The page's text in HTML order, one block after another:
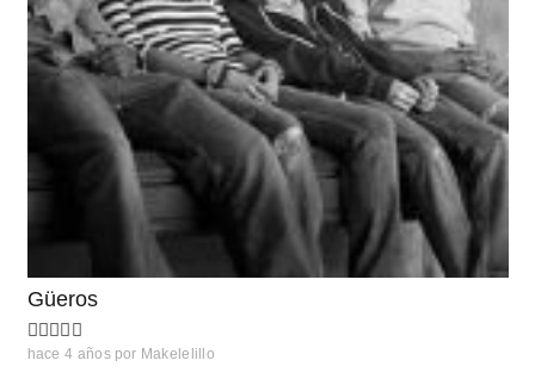
Güeros
hace 4 años por Makelelillo